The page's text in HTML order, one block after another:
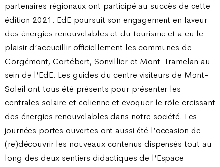
partenaires régionaux ont participé au succès de cette
édition 2021. EdE poursuit son engagement en faveur
des énergies renouvelables et du tourisme et a eu le
plaisir d’accueillir officiellement les communes de
Corgémont, Cortébert, Sonvillier et Mont-Tramelan au
sein de l’EdE. Les guides du centre visiteurs de Mont-
Soleil ont tous été présents pour présenter les
centrales solaire et éolienne et évoquer le rôle croissant
des énergies renouvelables dans notre société. Les
journées portes ouvertes ont aussi été l’occasion de
(re)découvrir les nouveaux contenus dispensés tout au
long des deux sentiers didactiques de l’Espace